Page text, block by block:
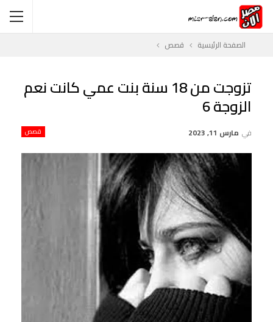
الصفحة الرئيسية قصص
تزوجت من 18 سنة بنت عمي كانت نعم
الزوجة 6
قصص في مارس 11, 2023